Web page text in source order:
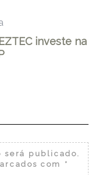
investe na
será publicado.
com *